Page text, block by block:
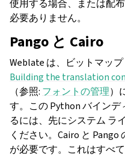
使用する場合、または配
必要ありません。
Pango と Cairo
Weblate は、ビットマッ
Building the translation
（参照: フォントの管理）
す。この Python バイン
るには、先にシステム ラ
ください。Cairo と
が必要です。これはすべ